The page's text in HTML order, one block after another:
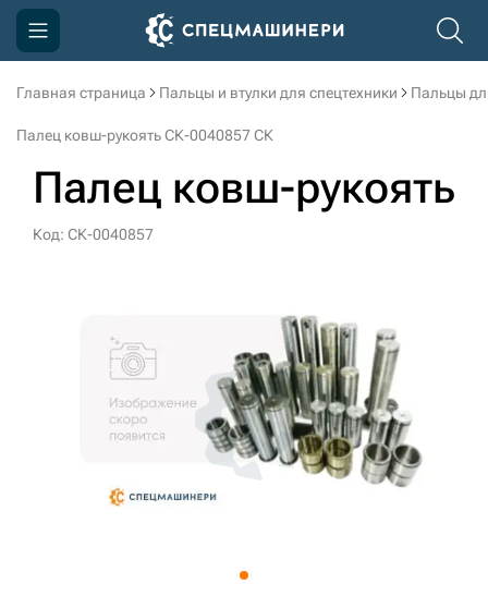
Главная страница Пальцы и втулки для спецтехники Пальцы
Палец ковш-рукоять СК-0040857 СК
Палец ковш-рукоять
Код: СК-0040857
Компания
Доставка и оплата
Информация
3D тур по производству
3D тур по складам
+7 (499) 394-50-93